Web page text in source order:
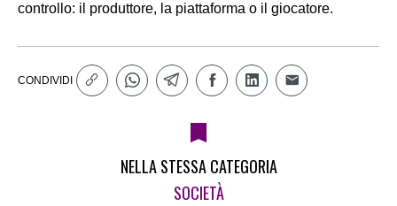
controllo: il produttore, la piattaforma o il giocatore.
CONDIVIDI
NELLA STESSA CATEGORIA
SOCIETÀ